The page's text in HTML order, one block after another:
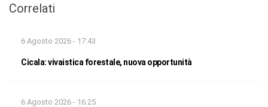
Correlati
6 Agosto 2026 - 17:43
Cicala: vivaistica forestale, nuova opportunità
6 Agosto 2026 - 16:25